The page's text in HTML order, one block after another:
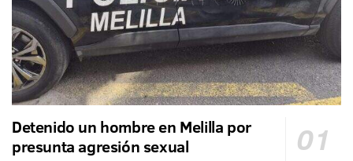
Detenido un hombre en Melilla por
presunta agresión sexual